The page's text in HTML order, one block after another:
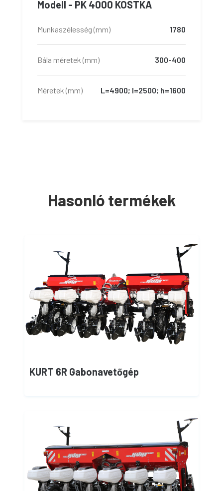
Modell - PK 4000 KOSTKA
Munkaszélesség (mm) 1780
Bála méretek (mm) 300-400
Méretek (mm) L=4900; l=2500; h=1600
Hasonló termékek
KURT 6R Gabonavetőgép